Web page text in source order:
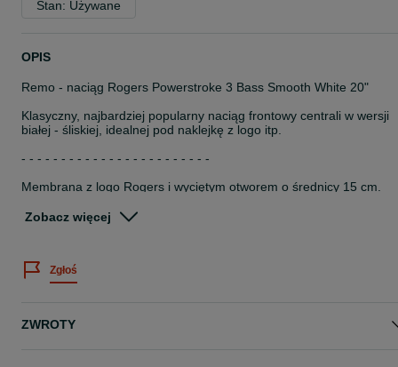
Stan: Używane
OPIS
Remo - naciąg Rogers Powerstroke 3 Bass Smooth White 20"
Klasyczny, najbardziej popularny naciąg frontowy centrali w wersji
białej - śliskiej, idealnej pod naklejkę z logo itp.
- - - - - - - - - - - - - - - - - - - - - - - -
Membrana z logo Rogers i wyciętym otworem o średnicy 15 cm.
NOWA, została z pewnego projektu.
KONTAKT: 51*****53
www.mw-vintage.pl
Zobacz więcej
Zgłoś
ZWROTY